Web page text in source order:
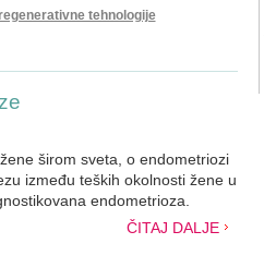
regenerativne tehnologije
širom sveta, o endometriozi
između teških okolnosti žene u
endometrioza.
ČITAJ DALJE